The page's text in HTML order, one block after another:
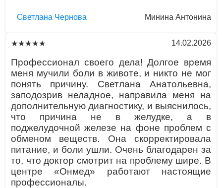
Светлана Чернова Минина Антонина
★★★★★ 14.02.2026
Профессионал своего дела! Долгое время
меня мучили боли в животе, и никто не мог
понять причину. Светлана Анатольевна,
заподозрив неладное, направила меня на
дополнительную диагностику, и выяснилось,
что причина не в желудке, а в
поджелудочной железе на фоне проблем с
обменом веществ. Она скорректировала
питание, и боли ушли. Очень благодарен за
то, что доктор смотрит на проблему шире. В
центре «Онмед» работают настоящие
профессионалы.